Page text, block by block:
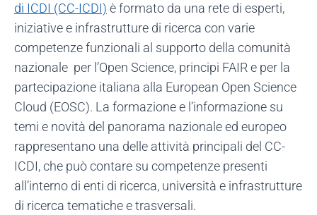
di ICDI (CC-ICDI) è formato da una rete di esperti,
iniziative e infrastrutture di ricerca con varie
competenze funzionali al supporto della comunità
nazionale per l’Open Science, principi FAIR e per la
partecipazione italiana alla European Open Science
Cloud (EOSC). La formazione e l’informazione su
temi e novità del panorama nazionale ed europeo
rappresentano una delle attività principali del CC-
ICDI, che può contare su competenze presenti
all’interno di enti di ricerca, università e infrastrutture
di ricerca tematiche e trasversali.